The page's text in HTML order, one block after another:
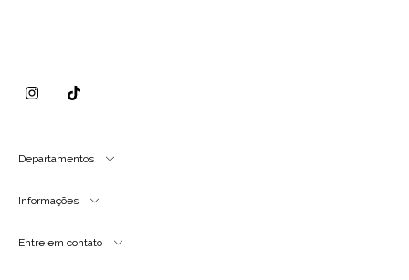
Departamentos
Informações
Entre em contato